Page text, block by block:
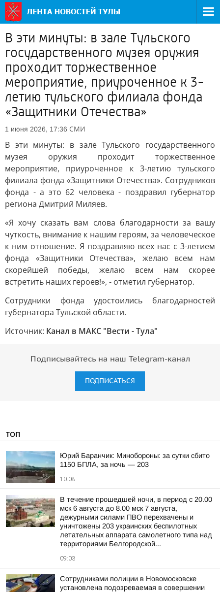
В эти минуты: в зале Тульского
государственного музея оружия
проходит торжественное
мероприятие, приуроченное к 3-
летию тульского филиала фонда
«Защитники Отечества»
1 июня 2026, 17:36 СМИ
В эти минуты: в зале Тульского государственного
музея оружия проходит торжественное
мероприятие, приуроченное к 3-летию тульского
филиала фонда «Защитники Отечества». Сотрудников
фонда - а это 62 человека - поздравил губернатор
региона Дмитрий Миляев.
«Я хочу сказать вам слова благодарности за вашу
чуткость, внимание к нашим героям, за человеческое
к ним отношение. Я поздравляю всех нас с 3-летием
фонда «Защитники Отечества», желаю всем нам
скорейшей победы, желаю всем нам скорее
встретить наших героев!», - отметил губернатор.
Сотрудники фонда удостоились благодарностей
губернатора Тульской области.
Источник: Канал в МАКС "Вести - Тула"
Подписывайтесь на наш Telegram-канал
ПОДПИСАТЬСЯ
ТОП
Юрий Баранчик: Минобороны: за сутки сбито
1150 БПЛА, за ночь — 203
10:08
В течение прошедшей ночи, в период с 20.00
мск 6 августа до 8.00 мск 7 августа,
дежурными силами ПВО перехвачены и
уничтожены 203 украинских беспилотных
летательных аппарата самолетного типа над
территориями Белгородской...
09:03
Сотрудниками полиции в Новомосковске
установлена подозреваемая в совершении